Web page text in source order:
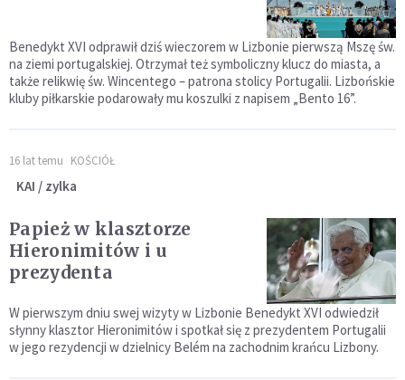
Benedykt XVI odprawił dziś wieczorem w Lizbonie pierwszą Mszę św.
na ziemi portugalskiej. Otrzymał też symboliczny klucz do miasta, a
także relikwię św. Wincentego – patrona stolicy Portugalii. Lizbońskie
kluby piłkarskie podarowały mu koszulki z napisem „Bento 16”.
16 lat temu KOŚCIÓŁ
KAI / zylka
Papież w klasztorze
Hieronimitów i u
prezydenta
W pierwszym dniu swej wizyty w Lizbonie Benedykt XVI odwiedził
słynny klasztor Hieronimitów i spotkał się z prezydentem Portugalii
w jego rezydencji w dzielnicy Belém na zachodnim krańcu Lizbony.